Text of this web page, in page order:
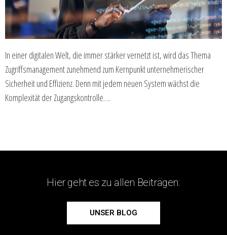
In einer digitalen Welt, die immer stärker vernetzt ist, wird das Thema
Zugriffsmanagement zunehmend zum Kernpunkt unternehmerischer
Sicherheit und Effizienz. Denn mit jedem neuen System wächst die
Komplexität der Zugangskontrolle….
Hier geht es zu allen Beiträgen:
UNSER BLOG